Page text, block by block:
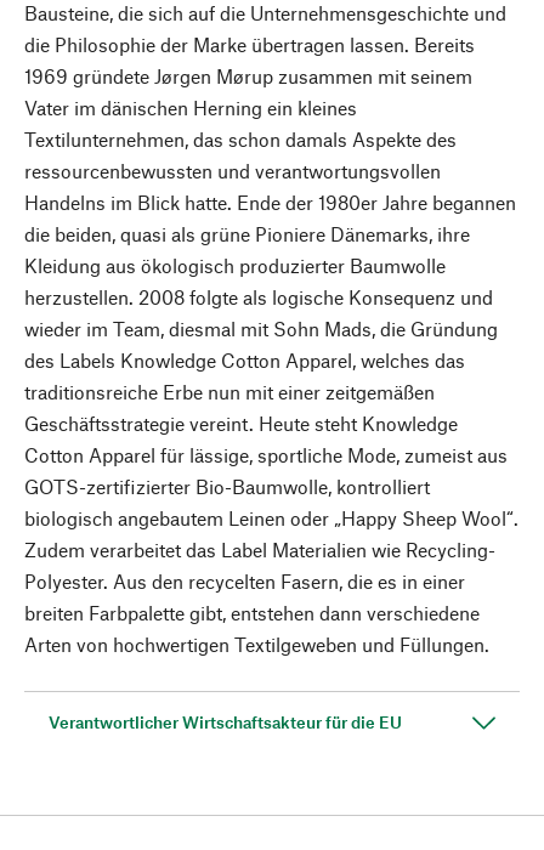
Bausteine, die sich auf die Unternehmensgeschichte und
die Philosophie der Marke übertragen lassen. Bereits
1969 gründete Jørgen Mørup zusammen mit seinem
Vater im dänischen Herning ein kleines
Textilunternehmen, das schon damals Aspekte des
ressourcenbewussten und verantwortungsvollen
Handelns im Blick hatte. Ende der 1980er Jahre begannen
die beiden, quasi als grüne Pioniere Dänemarks, ihre
Kleidung aus ökologisch produzierter Baumwolle
herzustellen. 2008 folgte als logische Konsequenz und
wieder im Team, diesmal mit Sohn Mads, die Gründung
des Labels Knowledge Cotton Apparel, welches das
traditionsreiche Erbe nun mit einer zeitgemäßen
Geschäftsstrategie vereint. Heute steht Knowledge
Cotton Apparel für lässige, sportliche Mode, zumeist aus
GOTS-zertifizierter Bio-Baumwolle, kontrolliert
biologisch angebautem Leinen oder „Happy Sheep Wool“.
Zudem verarbeitet das Label Materialien wie Recycling-
Polyester. Aus den recycelten Fasern, die es in einer
breiten Farbpalette gibt, entstehen dann verschiedene
Arten von hochwertigen Textilgeweben und Füllungen.
Verantwortlicher Wirtschaftsakteur für die EU